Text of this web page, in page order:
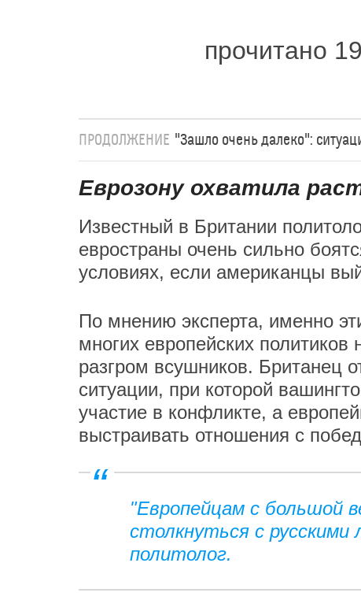
прочитано
ПРОДОЛЖЕНИЕ "Зашло очень далеко":
Еврозону охватила
Известный в Британии
евространы очень сильно
условиях, если американцы
По мнению эксперта, именно
многих европейских
разгром всушников. Британец
ситуации, при которой
участие в конфликте, а
выстраивать отношения с
"Европейцам с большой
столкнуться с
политолог.